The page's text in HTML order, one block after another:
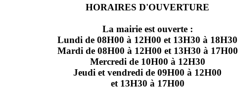
HORAIRES D'OUVERTURE
La mairie est ouverte :
Lundi de 08H00 à 12H00 et 13H30 à 18H30
Mardi de 08H00 à 12H00 et 13H30 à 17H00
Mercredi de 10H00 à 12H30
Jeudi et vendredi de 09H00 à 12H00
et 13H30 à 17H00